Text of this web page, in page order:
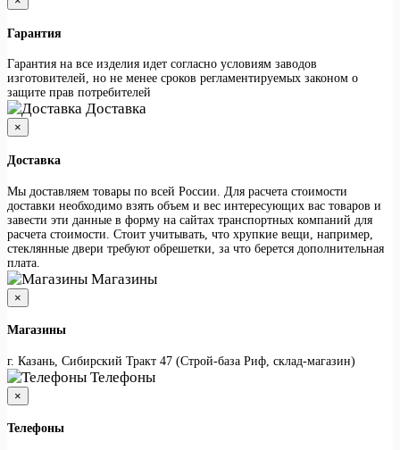
Гарантия
Гарантия на все изделия идет согласно условиям заводов
изготовителей, но не менее сроков регламентируемых законом о
защите прав потребителей
Доставка
×
Доставка
Мы доставляем товары по всей России. Для расчета стоимости
доставки необходимо взять объем и вес интересующих вас товаров и
завести эти данные в форму на сайтах транспортных компаний для
расчета стоимости. Стоит учитывать, что хрупкие вещи, например,
стеклянные двери требуют обрешетки, за что берется дополнительная
плата.
Магазины
×
Магазины
г. Казань, Сибирский Тракт 47 (Строй-база Риф, склад-магазин)
Телефоны
×
Телефоны